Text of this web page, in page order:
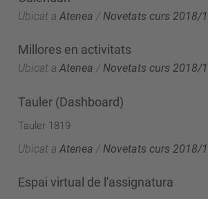
Ubicat a Atenea / Novetats curs 2018/
Millores en activitats
Ubicat a Atenea /Novetats curs 2018/
Tauler (Dashboard)
Tauler 1819
Ubicat a Atenea / Novetats curs 2018/
Espai virtual de l'assignatura